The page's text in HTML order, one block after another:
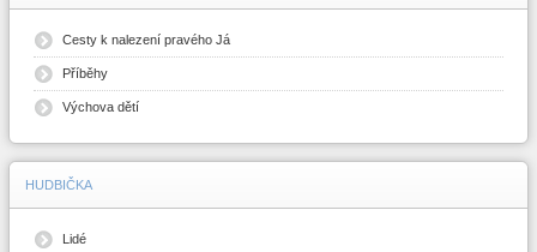
Cesty k nalezení pravého Já
Příběhy
Výchova dětí
HUDBIČKA
Lidé